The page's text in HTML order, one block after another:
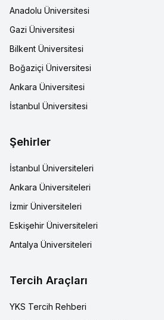
Anadolu Üniversitesi
Gazi Üniversitesi
Bilkent Üniversitesi
Boğaziçi Üniversitesi
Ankara Üniversitesi
İstanbul Üniversitesi
Şehirler
İstanbul Üniversiteleri
Ankara Üniversiteleri
İzmir Üniversiteleri
Eskişehir Üniversiteleri
Antalya Üniversiteleri
Tercih Araçları
YKS Tercih Rehberi